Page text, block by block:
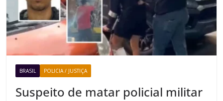
BRASIL POLICIA / JUSTIÇA
Suspeito de matar policial militar